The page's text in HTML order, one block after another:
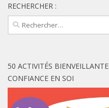
RECHERCHER :
Rechercher :
50 ACTIVITÉS
CONFIANCE EN SOI